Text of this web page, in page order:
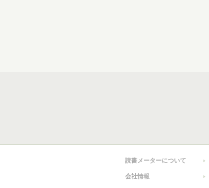
読書メーターについて
会社情報